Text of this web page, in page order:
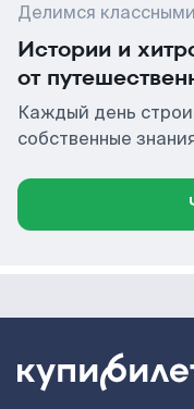
Делимся
Истории и
от
Каждый день
собственные